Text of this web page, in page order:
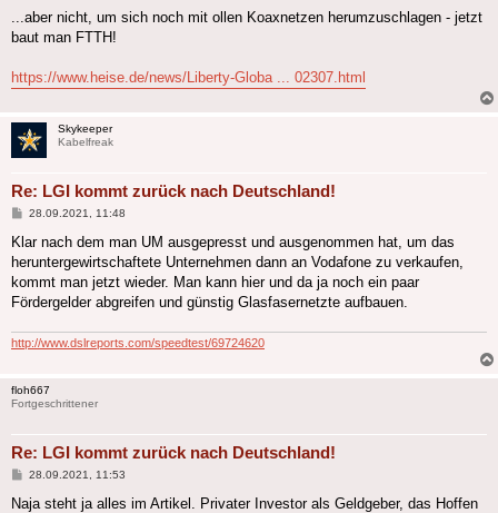
...aber nicht, um sich noch mit ollen Koaxnetzen herumzuschlagen - jetzt
baut man FTTH!
https://www.heise.de/news/Liberty-Globa ... 02307.html
Skykeeper
Kabelfreak
Re: LGI kommt zurück nach Deutschland!
Beitrag
28.09.2021, 11:48
Klar nach dem man UM ausgepresst und ausgenommen hat, um das
heruntergewirtschaftete Unternehmen dann an Vodafone zu verkaufen,
kommt man jetzt wieder. Man kann hier und da ja noch ein paar
Fördergelder abgreifen und günstig Glasfasernetzte aufbauen.
http://www.dslreports.com/speedtest/69724620
floh667
Fortgeschrittener
Re: LGI kommt zurück nach Deutschland!
Beitrag
28.09.2021, 11:53
Naja steht ja alles im Artikel. Privater Investor als Geldgeber, das Hoffen